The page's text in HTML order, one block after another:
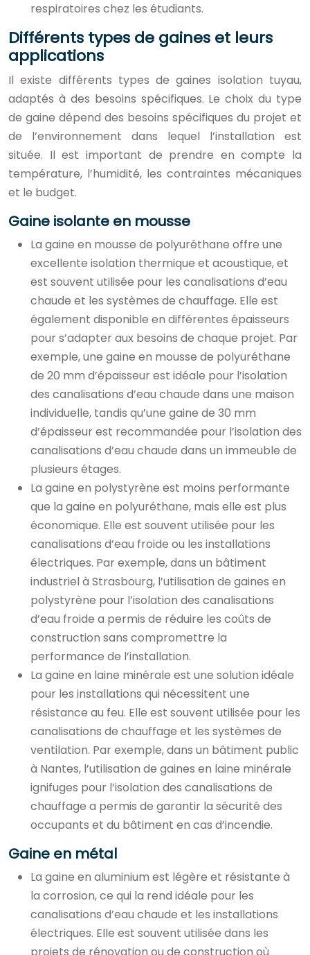
respiratoires chez les étudiants.
Différents types de gaines et leurs
applications
Il existe différents types de gaines isolation tuyau,
adaptés à des besoins spécifiques. Le choix du type
de gaine dépend des besoins spécifiques du projet et
de l’environnement dans lequel l’installation est
située. Il est important de prendre en compte la
température, l’humidité, les contraintes mécaniques
et le budget.
Gaine isolante en mousse
La gaine en mousse de polyuréthane offre une
excellente isolation thermique et acoustique, et
est souvent utilisée pour les canalisations d’eau
chaude et les systèmes de chauffage. Elle est
également disponible en différentes épaisseurs
pour s’adapter aux besoins de chaque projet. Par
exemple, une gaine en mousse de polyuréthane
de 20 mm d’épaisseur est idéale pour l’isolation
des canalisations d’eau chaude dans une maison
individuelle, tandis qu’une gaine de 30 mm
d’épaisseur est recommandée pour l’isolation des
canalisations d’eau chaude dans un immeuble de
plusieurs étages.
La gaine en polystyrène est moins performante
que la gaine en polyuréthane, mais elle est plus
économique. Elle est souvent utilisée pour les
canalisations d’eau froide ou les installations
électriques. Par exemple, dans un bâtiment
industriel à Strasbourg, l’utilisation de gaines en
polystyrène pour l’isolation des canalisations
d’eau froide a permis de réduire les coûts de
construction sans compromettre la
performance de l’installation.
La gaine en laine minérale est une solution idéale
pour les installations qui nécessitent une
résistance au feu. Elle est souvent utilisée pour les
canalisations de chauffage et les systèmes de
ventilation. Par exemple, dans un bâtiment public
à Nantes, l’utilisation de gaines en laine minérale
ignifuges pour l’isolation des canalisations de
chauffage a permis de garantir la sécurité des
occupants et du bâtiment en cas d’incendie.
Gaine en métal
La gaine en aluminium est légère et résistante à
la corrosion, ce qui la rend idéale pour les
canalisations d’eau chaude et les installations
électriques. Elle est souvent utilisée dans les